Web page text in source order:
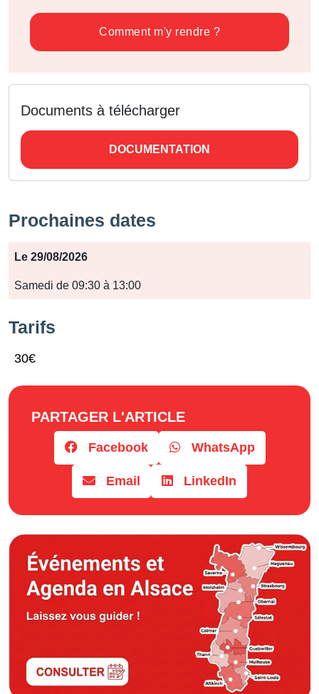
Comment m'y rendre ?
Documents à télécharger
DOCUMENTATION
Prochaines dates
Période
Jours
Le 29/08/2026
Samedi de 09:30 à 13:00
Tarifs
30€
PARTAGER L'ARTICLE
Facebook WhatsApp
Email LinkedIn